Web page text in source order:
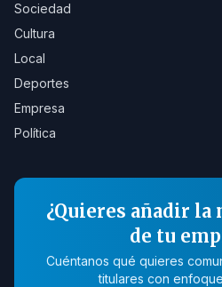
Sociedad
Cultura
Local
Deportes
Empresa
Política
¿Quieres añadir la
de tu
Cuéntanos qué quieres
titulares con